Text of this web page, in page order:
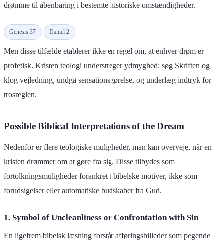
drømme til åbenbaring i bestemte historiske omstændigheder.
Genesis 37 Daniel 2
Men disse tilfælde etablerer ikke en regel om, at enhver drøm er
profetisk. Kristen teologi understreger ydmyghed: søg Skriften og
klog vejledning, undgå sensationsgørelse, og underlæg indtryk for
trosreglen.
Possible Biblical Interpretations of the Dream
Nedenfor er flere teologiske muligheder, man kan overveje, når en
kristen drømmer om at gøre fra sig. Disse tilbydes som
fortolkningsmuligheder forankret i bibelske motiver, ikke som
forudsigelser eller automatiske budskaber fra Gud.
1. Symbol of Uncleanliness or Confrontation with Sin
En ligefrem bibelsk læsning forstår afføringsbilleder som pegende